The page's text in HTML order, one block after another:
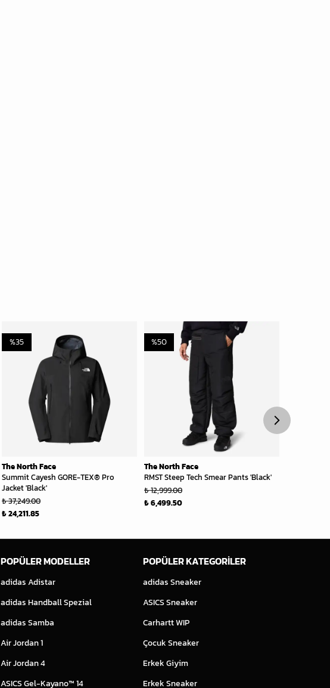
The North Face
Summit Cayesh GORE-TEX® Pro
Jacket 'Black'
%35
₺ 37,249.00
₺ 24,211.85
The North Face
RMST Steep Tech Smear Pants 'Black'
%50
₺ 12,999.00
₺ 6,499.50
POPÜLER MODELLER
adidas Adistar
adidas Handball Spezial
adidas Samba
Air Jordan 1
Air Jordan 4
ASICS Gel-Kayano™ 14
POPÜLER KATEGORİLER
adidas Sneaker
ASICS Sneaker
Carhartt WIP
Çocuk Sneaker
Erkek Giyim
Erkek Sneaker